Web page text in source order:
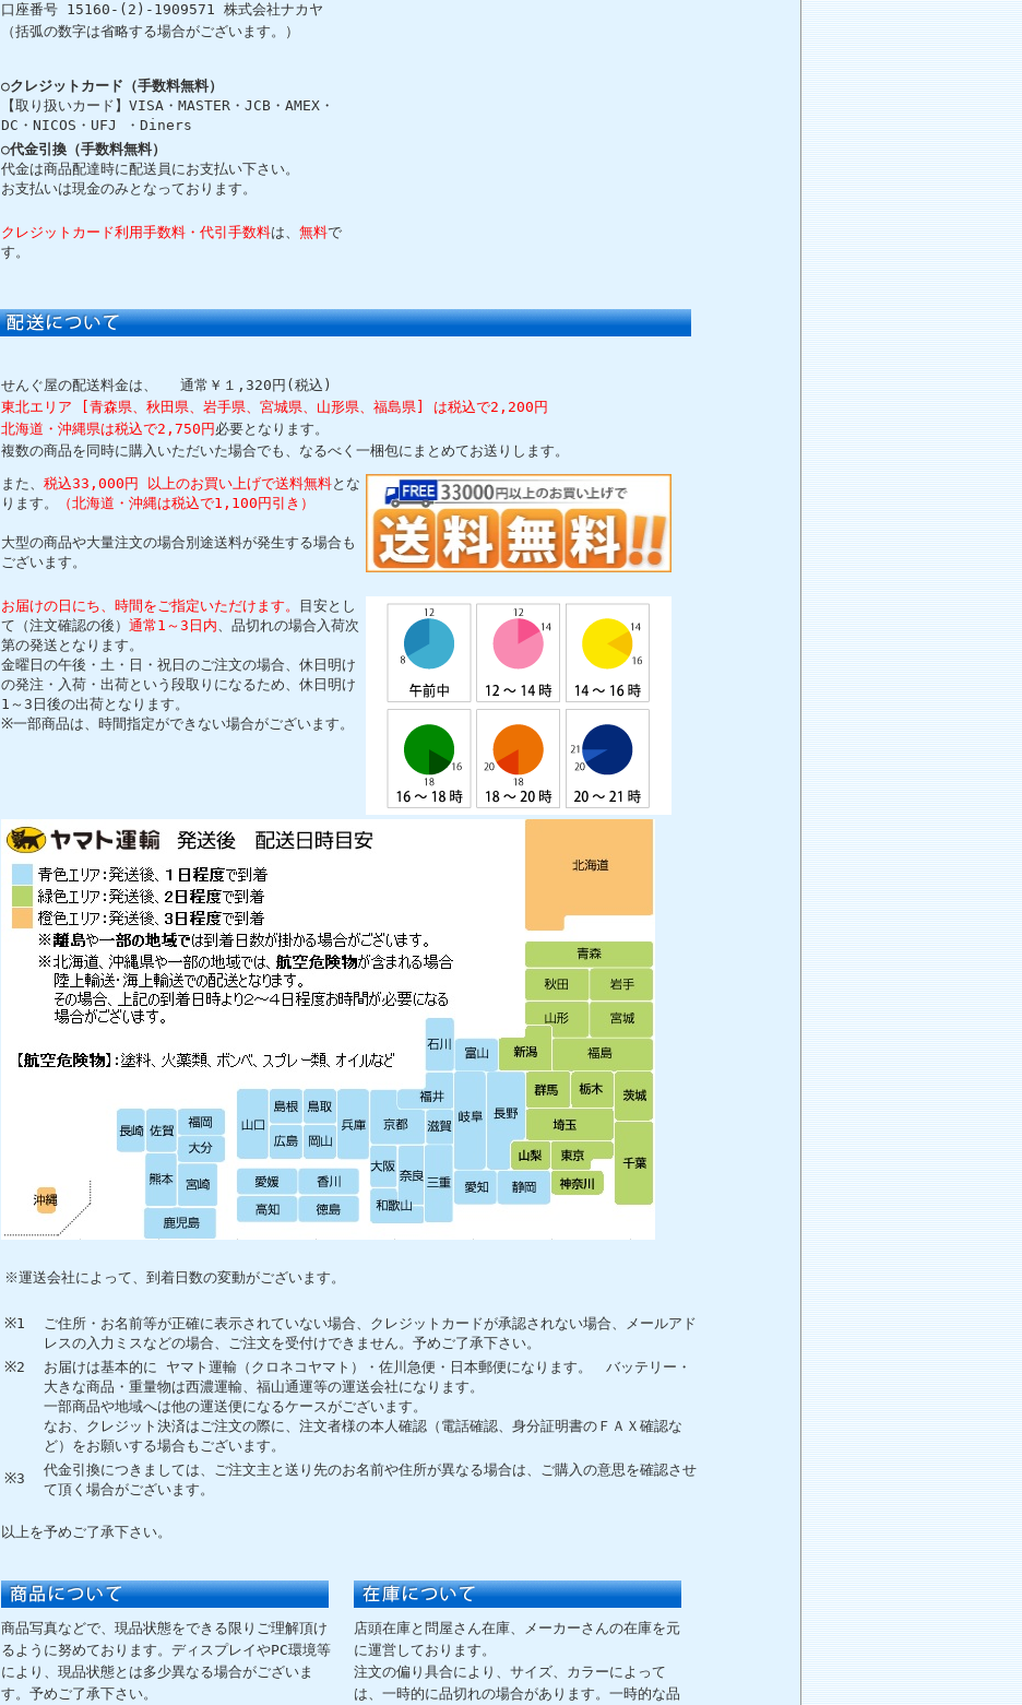
口座番号 15160-(2)-1909571 株式会社ナカヤ
（括弧の数字は省略する場合がございます。）
○クレジットカード（手数料無料）
【取り扱いカード】VISA・MASTER・JCB・AMEX・
DC・NICOS・UFJ ・Diners
○代金引換（手数料無料）
代金は商品配達時に配送員にお支払い下さい。
お支払いは現金のみとなっております。
クレジットカード利用手数料・代引手数料は、 無料で
す。
せんぐ屋の配送料金は、
通常￥１,320円(税込)
東北エリア [青森県、秋田県、岩手県、宮城県、山形県、福島県] は税込で2,200円
北海道・沖縄県は税込で2,750円 必要となります。
複数の商品を同時に購入いただいた場合でも、なるべく一梱包にまとめてお送りします。
また、 税込33,000円 以上のお買い上げで送料無料とな
ります。
（北海道・沖縄は税込で1,100円引き）
大型の商品や大量注文の場合別途送料が発生する場合も
ございます。
お届けの日にち、時間をご指定いただけます。
目安とし
て（注文確認の後） 通常1～3日内、品切れの場合入荷次
第の発送となります。
金曜日の午後・土・日・祝日のご注文の場合、休日明け
の発注・入荷・出荷という段取りになるため、休日明け
1～3日後の出荷となります。
※一部商品は、時間指定ができない場合がございます。
※運送会社によって、到着日数の変動がございます。
※1
ご住所・お名前等が正確に表示されていない場合、クレジットカードが承認されない場合、メールアド
レスの入力ミスなどの場合、ご注文を受付けできません。予めご了承下さい。
※2
お届けは基本的に ヤマト運輸（クロネコヤマト）・佐川急便・日本郵便になります。 バッテリー・
大きな商品・重量物は西濃運輸、福山通運等の運送会社になります。
一部商品や地域へは他の運送便になるケースがございます。
なお、クレジット決済はご注文の際に、注文者様の本人確認（電話確認、身分証明書のＦＡＸ確認な
ど）をお願いする場合もございます。
※3
代金引換につきましては、ご注文主と送り先のお名前や住所が異なる場合は、ご購入の意思を確認させ
て頂く場合がございます。
以上を予めご了承下さい。
商品写真などで、現品状態をできる限りご理解頂け
るように努めております。ディスプレイやPC環境等
により、現品状態とは多少異なる場合がございま
す。予めご了承下さい。
店頭在庫と問屋さん在庫、メーカーさんの在庫を元
に運営しております。
注文の偏り具合により、サイズ、カラーによって
は、一時的に品切れの場合があります。一時的な品